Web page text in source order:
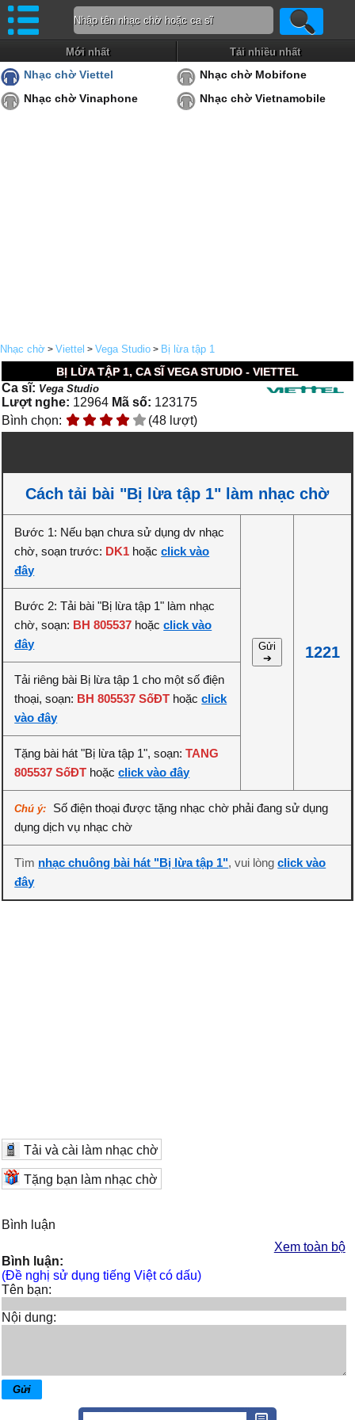
Mới nhất Tải nhiều nhất
Nhạc chờ Viettel
Nhạc chờ Mobifone
Nhạc chờ Vinaphone
Nhạc chờ Vietnamobile
Nhạc chờ > Viettel > Vega Studio > Bị lừa tập 1
BỊ LỪA TẬP 1, CA SĨ VEGA STUDIO - VIETTEL
Ca sĩ: Vega Studio
Lượt nghe: 12964 Mã số: 123175
Bình chọn:
(48 lượt)
Cách tải bài "Bị lừa tập 1" làm nhạc chờ
Bước 1: Nếu bạn chưa sử dụng dv nhạc
chờ, soạn trước: DK1 hoặcclick vào
đây
Gửi
➔
1221
Bước 2: Tải bài "Bị lừa tập 1" làm nhạc
chờ, soạn: BH 805537 hoặcclick vào
đây
Tải riêng bài Bị lừa tập 1 cho một số điện
thoại, soạn: BH 805537 SốĐT hoặcclick
vào đây
Tặng bài hát "Bị lừa tập 1", soạn:TANG
805537 SốĐT hoặcclick vào đây
Chú ý:
Số điện thoại được tặng nhạc chờ phải đang sử dụng
dụng dịch vụ nhạc chờ
Tìm nhạc chuông bài hát "Bị lừa tập 1", vui lòngclick vào
đây
Tải và cài làm nhạc chờ
Tặng bạn làm nhạc chờ
Bình luận
Xem toàn bộ
Bình luận:
(Đề nghị sử dụng tiếng Việt có dấu)
Tên bạn:
Nội dung: